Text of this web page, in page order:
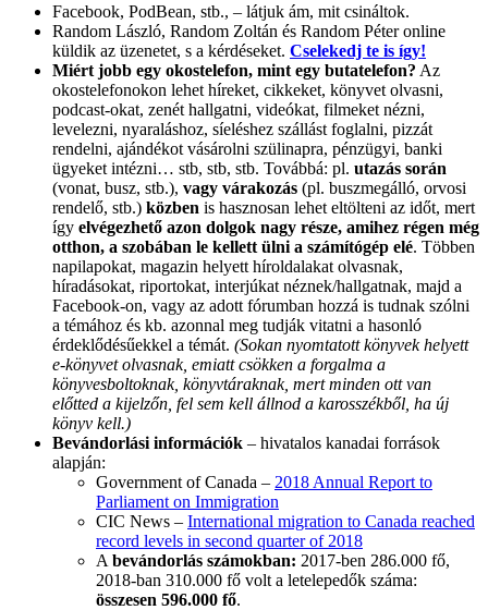
Facebook, PodBean, stb., – látjuk ám, mit csináltok.
Random László, Random Zoltán és Random Péter online
küldik az üzenetet, s a kérdéseket. Cselekedj te is így!
Miért jobb egy okostelefon, mint egy butatelefon? Az
okostelefonokon lehet híreket, cikkeket, könyvet olvasni,
podcast-okat, zenét hallgatni, videókat, filmeket nézni,
levelezni, nyaraláshoz, síeléshez szállást foglalni, pizzát
rendelni, ajándékot vásárolni szülinapra, pénzügyi, banki
ügyeket intézni… stb, stb, stb. Továbbá: pl. utazás során
(vonat, busz, stb.), vagy várakozás (pl. buszmegálló, orvosi
rendelő, stb.) közben is hasznosan lehet eltölteni az időt, mert
így elvégezhető azon dolgok nagy része, amihez régen még
otthon, a szobában le kellett ülni a számítógép elé. Többen
napilapokat, magazin helyett híroldalakat olvasnak,
híradásokat, riportokat, interjúkat néznek/hallgatnak, majd a
Facebook-on, vagy az adott fórumban hozzá is tudnak szólni
a témához és kb. azonnal meg tudják vitatni a hasonló
érdeklődésűekkel a témát. (Sokan nyomtatott könyvek helyett
e-könyvet olvasnak, emiatt csökken a forgalma a
könyvesboltoknak, könyvtáraknak, mert minden ott van
előtted a kijelzőn, fel sem kell állnod a karosszékből, ha új
könyv kell.)
Bevándorlási információk – hivatalos kanadai források
alapján:
Government of Canada – 2018 Annual Report to
Parliament on Immigration
CIC News – International migration to Canada reached
record levels in second quarter of 2018
A bevándorlás számokban: 2017-ben 286.000 fő,
2018-ban 310.000 fő volt a letelepedők száma:
összesen 596.000 fő.